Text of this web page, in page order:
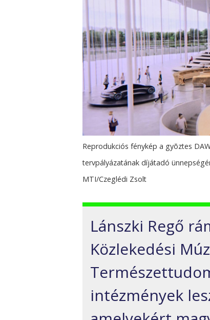
Reprodukciós fénykép a gyõztes
tervpályázatának díjátadó
MTI/Czeglédi Zsolt
Lánszki Regő
Közlekedési
intézmények